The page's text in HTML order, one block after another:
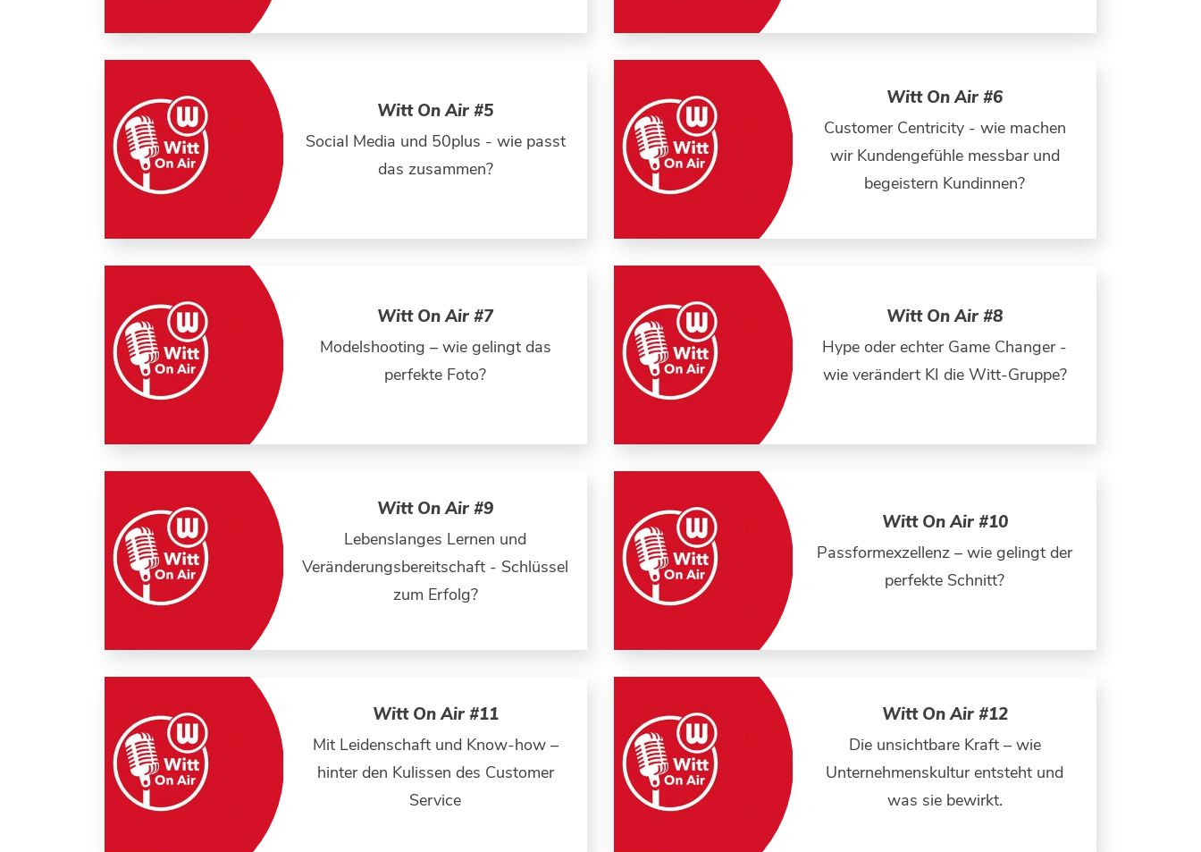
Witt On Air #5
Social Media und 50plus - wie passt
das zusammen?
Witt On Air #6
Customer Centricity - wie machen
wir Kundengefühle messbar und
begeistern Kundinnen?
Witt On Air #7
Modelshooting – wie gelingt das
perfekte Foto?
Witt On Air #8
Hype oder echter Game Changer -
wie verändert KI die Witt-Gruppe?
Witt On Air #9
Lebenslanges Lernen und
Veränderungsbereitschaft - Schlüssel
zum Erfolg?
Witt On Air #10
Passformexzellenz – wie gelingt der
perfekte Schnitt?
Witt On Air #11
Mit Leidenschaft und Know-how –
hinter den Kulissen des Customer
Service
Witt On Air #12
Die unsichtbare Kraft – wie
Unternehmenskultur entsteht und
was sie bewirkt.